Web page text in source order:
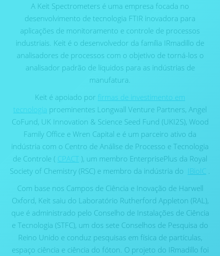
A Keit Spectrometers é uma empresa focada no
desenvolvimento de tecnologia FTIR inovadora para
aplicações de monitoramento e controle de processos
industriais. Keit é o desenvolvedor da família IRmadillo de
analisadores de processos com o objetivo de torná-los o
analisador padrão de líquidos para as indústrias de
manufatura.
Keit é apoiado por firmas de investimento em
tecnologia proeminentes Longwall Venture Partners, Angel
CoFund, UK Innovation & Science Seed Fund (UKI2S), Wood
Family Office e Wren Capital e é um parceiro ativo da
indústria com o Centro de Análise de Processo e Tecnologia
de Controle ( CPACT ), um membro EnterprisePlus da Royal
Society of Chemistry (RSC) e membro da indústria do IBioIC
Com base nos Campos de Ciência e Inovação de Harwell
Oxford, Keit saiu do Laboratório Rutherford Appleton (RAL),
que é administrado pelo Conselho de Instalações de Ciência
e Tecnologia (STFC), um dos sete Conselhos de Pesquisa do
Reino Unido e conduz pesquisas em física de partículas,
espaço ciência e ciência do fóton. O projeto do IRmadillo foi